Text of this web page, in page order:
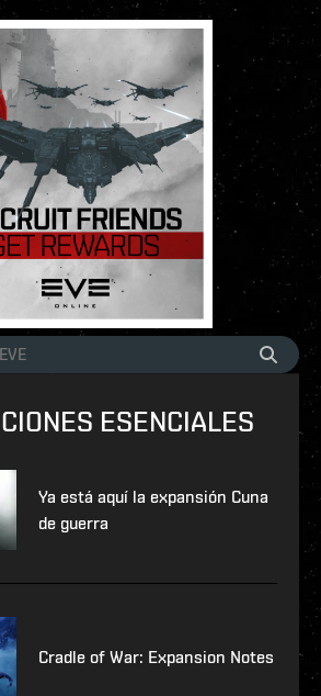
ESENCIALES
Ya está aquí la expansión Cuna
de guerra
Cradle of War: Expansion Notes